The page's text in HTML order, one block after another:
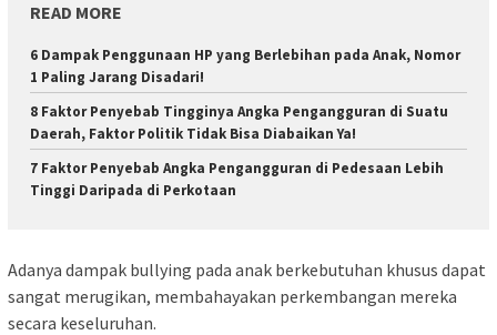
READ MORE
6 Dampak Penggunaan HP yang Berlebihan pada Anak, Nomor
1 Paling Jarang Disadari!
8 Faktor Penyebab Tingginya Angka Pengangguran di Suatu
Daerah, Faktor Politik Tidak Bisa Diabaikan Ya!
7 Faktor Penyebab Angka Pengangguran di Pedesaan Lebih
Tinggi Daripada di Perkotaan
Adanya dampak bullying pada anak berkebutuhan khusus dapat
sangat merugikan, membahayakan perkembangan mereka
secara keseluruhan.